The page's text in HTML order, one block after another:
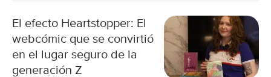
El efecto Heartstopper: El
webcómic que se convirtió
en el lugar seguro de la
generación Z